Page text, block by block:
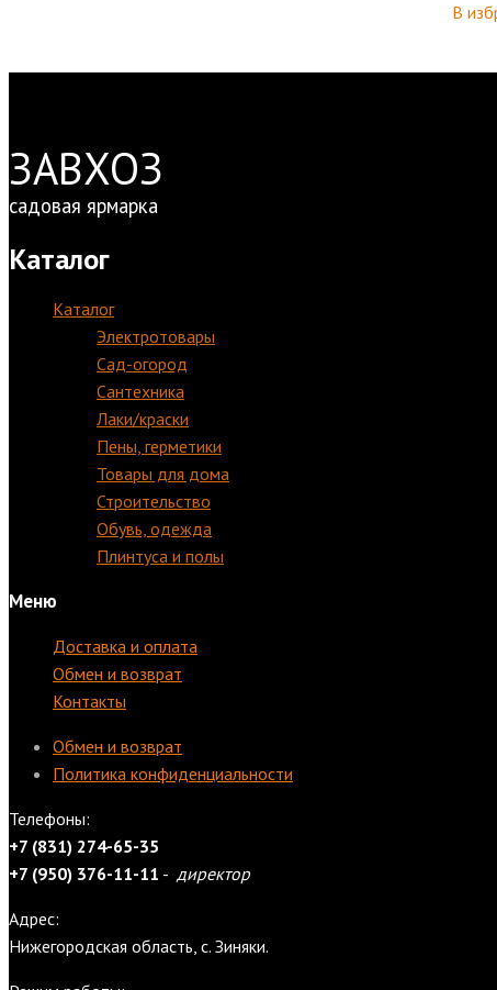
В
ЗАВХОЗ
садовая ярмарка
Каталог
Каталог
Электротовары
Сад-огород
Сантехника
Лаки/краски
Пены, герметики
Товары для дома
Строительство
Обувь, одежда
Плинтуса и полы
Меню
Доставка и оплата
Обмен и возврат
Контакты
Обмен и возврат
Политика конфиденциальности
Телефоны:
+7 (831) 274-65-35
+7 (950) 376-11-11 - директор
Адрес:
Нижегородская область, с. Зиняки.